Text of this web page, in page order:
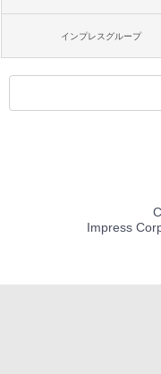
インプレスグループ
Impress